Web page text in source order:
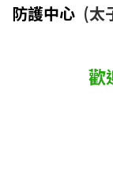
防護中心 (太
歡